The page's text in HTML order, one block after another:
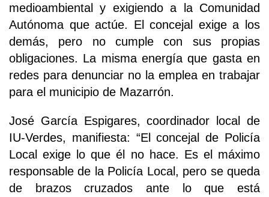
medioambiental y exigiendo a la Comunidad
Autónoma que actúe. El concejal exige a los
demás, pero no cumple con sus propias
obligaciones. La misma energía que gasta en
redes para denunciar no la emplea en trabajar
para el municipio de Mazarrón.
José García Espigares, coordinador local de
IU-Verdes, manifiesta: “El concejal de Policía
Local exige lo que él no hace. Es el máximo
responsable de la Policía Local, pero se queda
de brazos cruzados ante lo que está